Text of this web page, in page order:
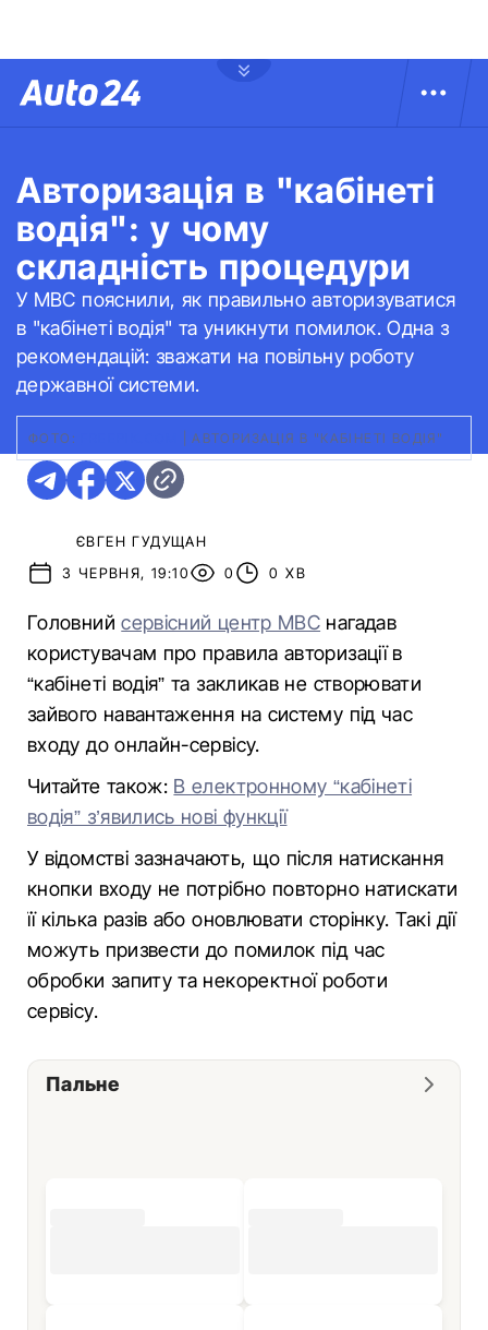
Авторизація в "кабінеті
водія": у чому
складність процедури
У МВС пояснили, як правильно авторизуватися
в "кабінеті водія" та уникнути помилок. Одна з
рекомендацій: зважати на повільну роботу
державної системи.
ФОТО: АВТОРИЗАЦІЯ В "КАБІНЕТІ ВОДІЯ"
ЄВГЕН ГУДУЩАН
3 ЧЕРВНЯ, 19:10
0 0 ХВ
Головнийсервісний центр МВС нагадав
користувачам про правила авторизації в
“кабінеті водія” та закликав не створювати
зайвого навантаження на систему під час
входу до онлайн-сервісу.
Читайте також: В електронному “кабінеті
водія” з’явились нові функції
У відомстві зазначають, що після натискання
кнопки входу не потрібно повторно натискати
її кілька разів або оновлювати сторінку. Такі дії
можуть призвести до помилок під час
обробки запиту та некоректної роботи
сервісу.
Пальне